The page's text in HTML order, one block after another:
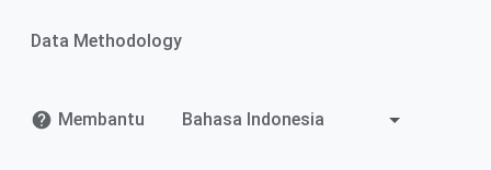
Data Methodology
Membantu